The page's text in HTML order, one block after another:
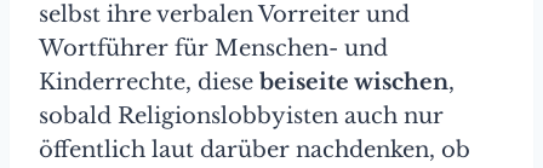
selbst ihre verbalen Vorreiter und
Wortführer für Menschen- und
Kinderrechte, diese beiseite wischen,
sobald Religionslobbyisten auch nur
öffentlich laut darüber nachdenken, ob